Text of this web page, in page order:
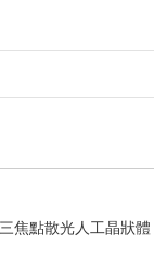
焦點散光人工晶狀體